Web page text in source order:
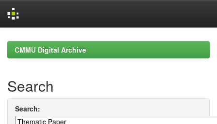
navigationCMMU Digital Archive
Search
Search: